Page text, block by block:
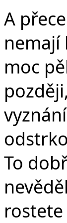
A
nemají
moc
To
rostete